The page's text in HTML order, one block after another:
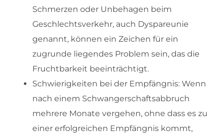
Schmerzen oder Unbehagen beim
Geschlechtsverkehr, auch Dyspareunie
genannt, können ein Zeichen für ein
zugrunde liegendes Problem sein, das die
Fruchtbarkeit beeinträchtigt.
Schwierigkeiten bei der Empfängnis: Wenn
nach einem Schwangerschaftsabbruch
mehrere Monate vergehen, ohne dass es zu
einer erfolgreichen Empfängnis kommt,